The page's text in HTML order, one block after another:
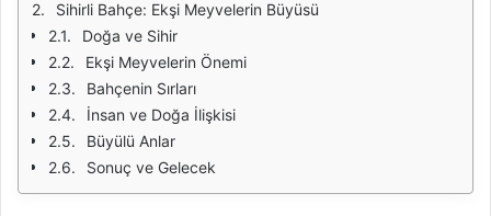
Sihirli Bahçe: Ekşi Meyvelerin Büyüsü
Doğa ve Sihir
Ekşi Meyvelerin Önemi
Bahçenin Sırları
İnsan ve Doğa İlişkisi
Büyülü Anlar
Sonuç ve Gelecek